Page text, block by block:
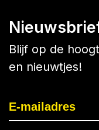
Blijf op de
en nieuwtjes!